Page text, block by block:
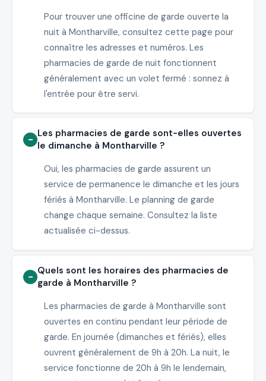
Pour trouver une officine de garde ouverte la
nuit à Montharville, consultez cette page pour
connaître les adresses et numéros. Les
pharmacies de garde de nuit fonctionnent
généralement avec un volet fermé : sonnez à
l'entrée pour être servi.
Les pharmacies de garde sont-elles ouvertes
le dimanche à Montharville ?
Oui, les pharmacies de garde assurent un
service de permanence le dimanche et les jours
fériés à Montharville. Le planning de garde
change chaque semaine. Consultez la liste
actualisée ci-dessus.
Quels sont les horaires des pharmacies de
garde à Montharville ?
Les pharmacies de garde à Montharville sont
ouvertes en continu pendant leur période de
garde. En journée (dimanches et fériés), elles
ouvrent généralement de 9h à 20h. La nuit, le
service fonctionne de 20h à 9h le lendemain,